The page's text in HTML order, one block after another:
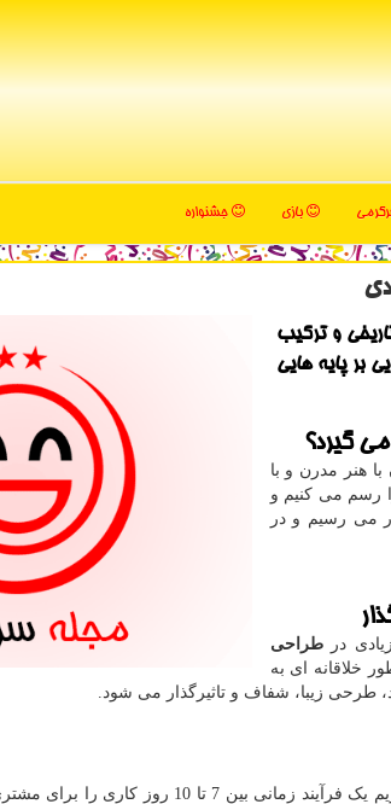
بازی جشنواره
و تركیب
بر پایه هایی
گیرد؟
با هنر مدرن و با
رسم می کنیم و
می رسیم و در
درطراحی
خلاقانه ای به
طرحی زیبا، شفاف و تاثیرگذار می شود.
را از مشتری میگیریم یک فرآیند زمانی بین